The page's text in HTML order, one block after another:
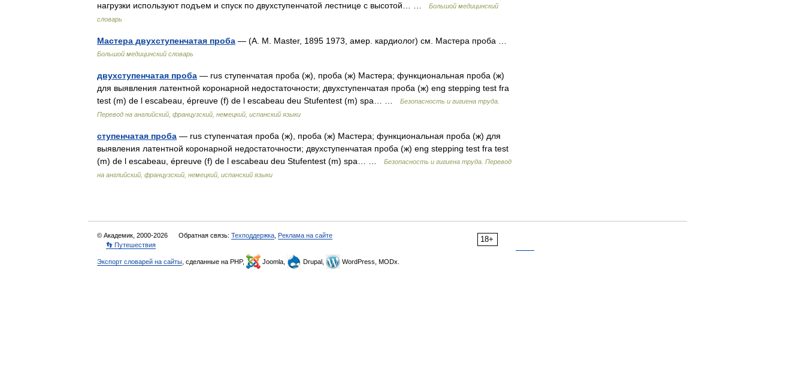
нагрузки используют подъем и спуск по двухступенчатой лестнице с высотой… …
Большой медицинский
словарь
Мастера двухступенчатая проба — (А. М. Master, 1895 1973, амер. кардиолог) см. Мастера проба …
Большой медицинский словарь
двухступенчатая проба — rus ступенчатая проба (ж), проба (ж) Мастера; функциональная проба (ж)
для выявления латентной коронарной недостаточности; двухступенчатая проба (ж) eng stepping test fra
test (m) de l escabeau, épreuve (f) de l escabeau deu Stufentest (m) spa… …
Безопасность и гигиена труда.
Перевод на английский, французский, немецкий, испанский языки
ступенчатая проба — rus ступенчатая проба (ж), проба (ж) Мастера; функциональная проба (ж) для
выявления латентной коронарной недостаточности; двухступенчатая проба (ж) eng stepping test fra test
(m) de l escabeau, épreuve (f) de l escabeau deu Stufentest (m) spa… …
Безопасность и гигиена труда. Перевод
на английский, французский, немецкий, испанский языки
18+
© Академик, 2000-2026 Обратная связь: Техподдержка Реклама на сайте
👣 Путешествия
Экспорт словарей на сайты , сделанные на PHP, Joomla, Drupal, WordPress, MODx.